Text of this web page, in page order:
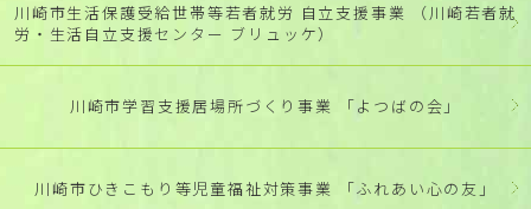
川崎市生活保護受給世帯等若者就労 自立支援事業 （川崎若者就
労・生活自立支援センター ブリュッケ）
川崎市学習支援居場所づくり事業 「よつばの会」
川崎市ひきこもり等児童福祉対策事業 「ふれあい心の友」